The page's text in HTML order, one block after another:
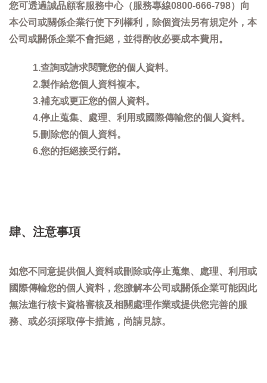
您可透過誠品顧客服務中心（服務專線0800-666-798）向
本公司或關係企業行使下列權利，除個資法另有規定外，本
公司或關係企業不會拒絕，並得酌收必要成本費用。
1.查詢或請求閱覽您的個人資料。
2.製作給您個人資料複本。
3.補充或更正您的個人資料。
4.停止蒐集、處理、利用或國際傳輸您的個人資料。
5.刪除您的個人資料。
6.您的拒絕接受行銷。
肆、注意事項
如您不同意提供個人資料或刪除或停止蒐集、處理、利用或
國際傳輸您的個人資料，您膫解本公司或關係企業可能因此
無法進行核卡資格審核及相關處理作業或提供您完善的服
務、或必須採取停卡措施，尚請見諒。